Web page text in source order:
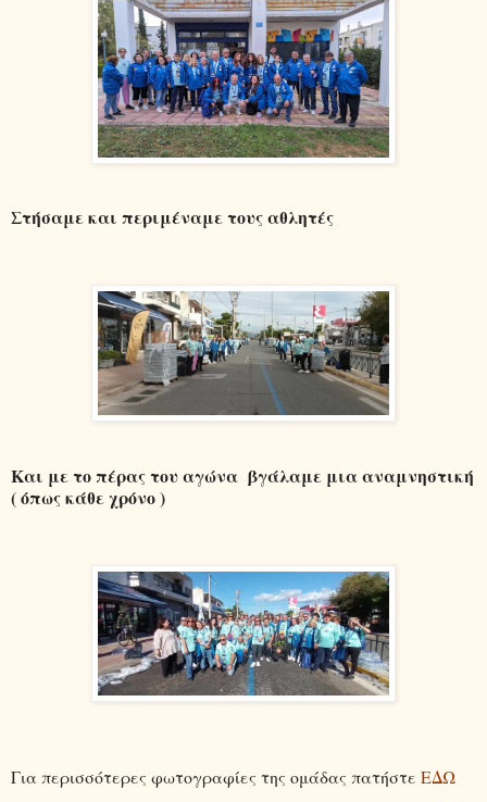
Στήσαμε και περιμέναμε τους αθλητές
Και με το πέρας του αγώνα βγάλαμε μια αναμνηστική
( όπως κάθε χρόνο )
Για περισσότερες φωτογραφίες της ομάδας πατήστε ΕΔΩ